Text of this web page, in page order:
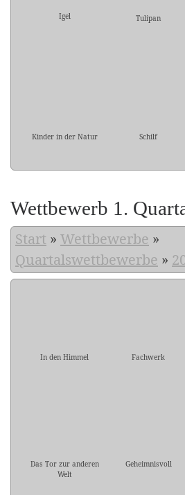
Igel
Tulipan
Kinder in der Natur Schilf
Wettbewerb 1.
Start » Wettbewerbe »
Quartalswettbewerbe »
In den Himmel Fachwerk
Das Tor zur anderen
Welt
Geheimnisvoll